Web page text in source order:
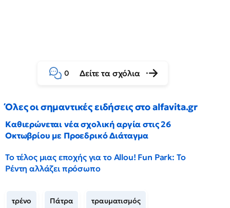
0 Δείτε τα σχόλια
Όλες οι σημαντικές ειδήσεις στο alfavita.gr
Καθιερώνεται νέα σχολική αργία στις 26
Οκτωβρίου με Προεδρικό Διάταγμα
Το τέλος μιας εποχής για το Allou! Fun Park: Το
Ρέντη αλλάζει πρόσωπο
τρένο Πάτρα τραυματισμός